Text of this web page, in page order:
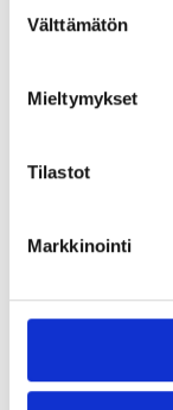
valinta
Välttämätön
Mieltymykset
Tilastot
Markkinointi
reilut kolme
yksi Karjaan
29.11.2017
kanavia
Maanantaina
näkyvät ilman